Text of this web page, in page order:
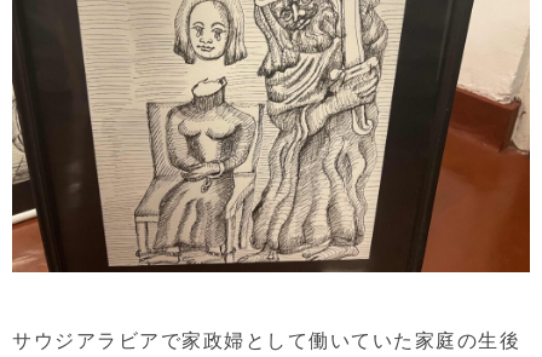
サウジアラビアで家政婦として働いていた家庭の生後